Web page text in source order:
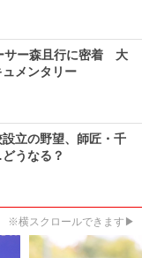
サー森且行に密着 大
メンタリー
立の野望、師匠・千
うなる？
※横スクロールできます▶